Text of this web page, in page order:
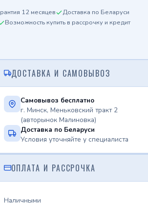
12 месяцев
Доставка по Беларуси
Возможность купить в рассрочку и кредит
ДОСТАВКА И САМОВЫВОЗ
Самовывоз бесплатно
г. Минск, Меньковский тракт 2
(авторынок Малиновка)
Доставка по Беларуси
Условия уточняйте у специалиста
ОПЛАТА И РАССРОЧКА
Наличными